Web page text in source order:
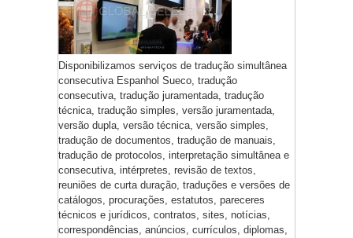
Disponibilizamos serviços de tradução simultânea
consecutiva Espanhol Sueco, tradução
consecutiva, tradução juramentada, tradução
técnica, tradução simples, versão juramentada,
versão dupla, versão técnica, versão simples,
tradução de documentos, tradução de manuais,
tradução de protocolos, interpretação simultânea e
consecutiva, intérpretes, revisão de textos,
reuniões de curta duração, traduções e versões de
catálogos, procurações, estatutos, pareceres
técnicos e jurídicos, contratos, sites, notícias,
correspondências, anúncios, currículos, diplomas,